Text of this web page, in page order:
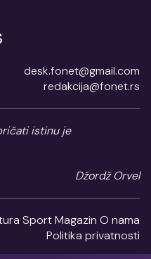
desk.fonet@gmail.com
redakcija@fonet.rs
istinu je
Džordž Orvel
SportMagazin O nama
Politika privatnosti